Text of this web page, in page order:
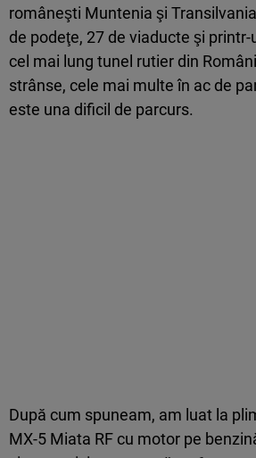
româneşti Muntenia şi
de podeţe, 27 de viaducte şi
cel mai lung tunel rutier din
strânse, cele mai multe în ac de
este una dificil de parcurs.
După cum spuneam, am luat la
MX-5 Miata RF cu motor pe